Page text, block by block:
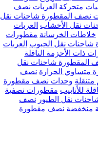
متحركة العربات نصف
نصف المقطورة شاحنات نقل
نقل الأخشاب العربات
خلاطات الخرسانة مقطورات
شاحنات نقل الحبوب العربات
ذات الأحزمة الناقلة
المقطورة شاحنات نقل
متساوي الحرارة نصف
وحدات نصف مقطورة
للأنابيب مقطورات نصفية
نقل الطيور نصف
منخفضة نصف مقطورة